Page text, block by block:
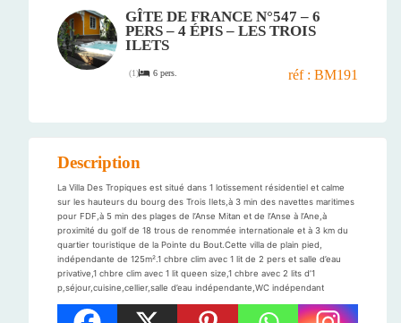
GÎTE DE FRANCE N°547 – 6
PERS – 4 ÉPIS – LES TROIS
ILETS
(1) 6 pers. réf : BM191
Description
La Villa Des Tropiques est situé dans 1 lotissement résidentiel et calme
sur les hauteurs du bourg des Trois Ilets,à 3 min des navettes maritimes
pour FDF,à 5 min des plages de l’Anse Mitan et de l’Anse à l’Ane,à
proximité du golf de 18 trous de renommée internationale et à 3 km du
quartier touristique de la Pointe du Bout.Cette villa de plain pied,
indépendante de 125m².1 chbre clim avec 1 lit de 2 pers et salle d’eau
privative,1 chbre clim avec 1 lit queen size,1 chbre avec 2 lits d’1
p,séjour,cuisine,cellier,salle d’eau indépendante,WC indépendant